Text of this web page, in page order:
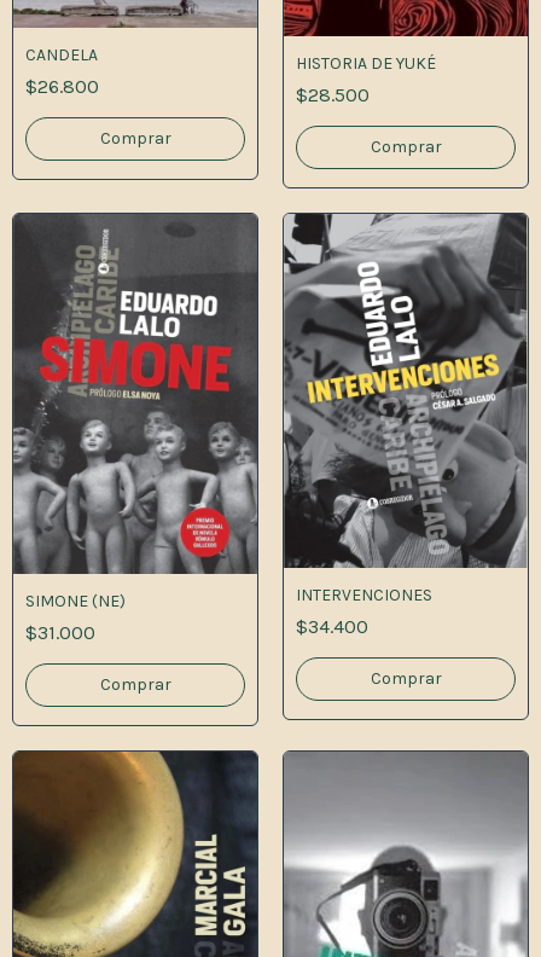
CANDELA
$26.800
HISTORIA DE YUKÉ
$28.500
SIMONE (NE)
$31.000
INTERVENCIONES
$34.400